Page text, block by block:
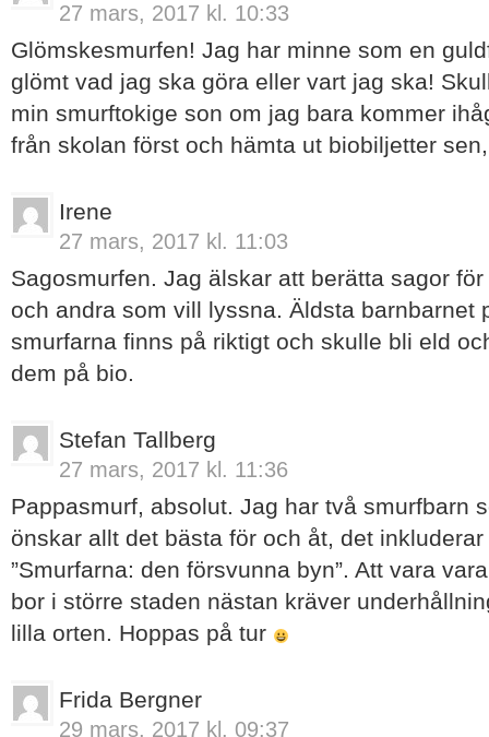
27 mars, 2017 kl. 10:33
Glömskesmurfen! Jag har minne som en
glömt vad jag ska göra eller vart jag ska!
min smurftokige son om jag bara kommer
från skolan först och hämta ut biobiljetter
Irene
27 mars, 2017 kl. 11:03
Sagosmurfen. Jag älskar att berätta sagor
och andra som vill lyssna. Äldsta barnbarnet
smurfarna finns på riktigt och skulle bli eld
dem på bio.
Stefan Tallberg
27 mars, 2017 kl. 11:36
Pappasmurf, absolut. Jag har två smurfbarn
önskar allt det bästa för och åt, det
”Smurfarna: den försvunna byn”. Att vara
bor i större staden nästan kräver
lilla orten. Hoppas på tur
Frida Bergner
29 mars, 2017 kl. 09:37